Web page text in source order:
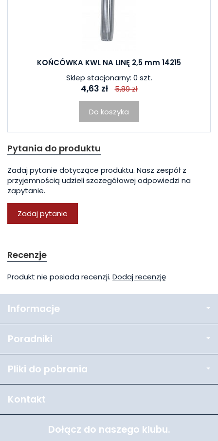
KOŃCÓWKA KWL NA LINĘ 2,5 mm 14215
Sklep stacjonarny: 0 szt.
4,63 zł 5,89 zł
Do koszyka
Pytania do produktu
Zadaj pytanie dotyczące produktu. Nasz zespół z
przyjemnością udzieli szczegółowej odpowiedzi na
zapytanie.
Zadaj pytanie
Recenzje
Produkt nie posiada recenzji. Dodaj recenzję
Informacje
Poradniki
Pliki do pobrania
Kontakt
Dołącz do naszego klubu.